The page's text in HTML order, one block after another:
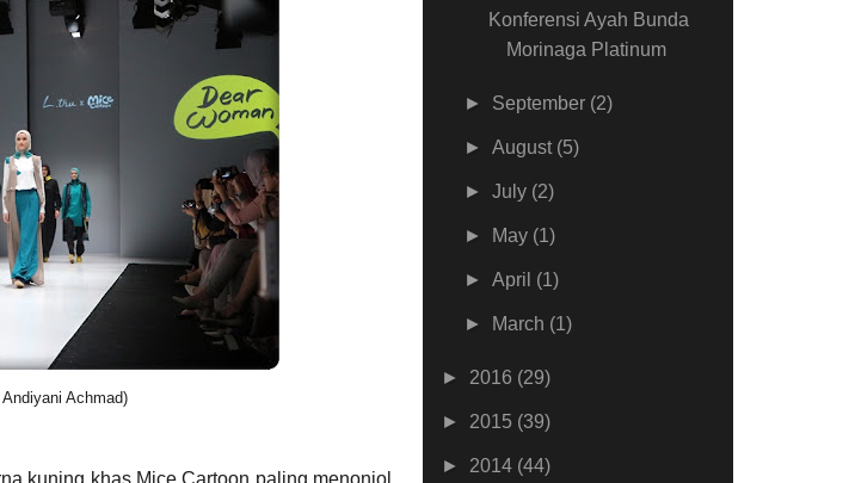
Achmad)
kuning khas Mice Cartoon paling menonjol
Konferensi Ayah Bunda
Morinaga Platinum
► September (2)
►August (5)
►July (2)
► May (1)
►April (1)
► March (1)
► 2016 (29)
► 2015 (39)
► 2014 (44)